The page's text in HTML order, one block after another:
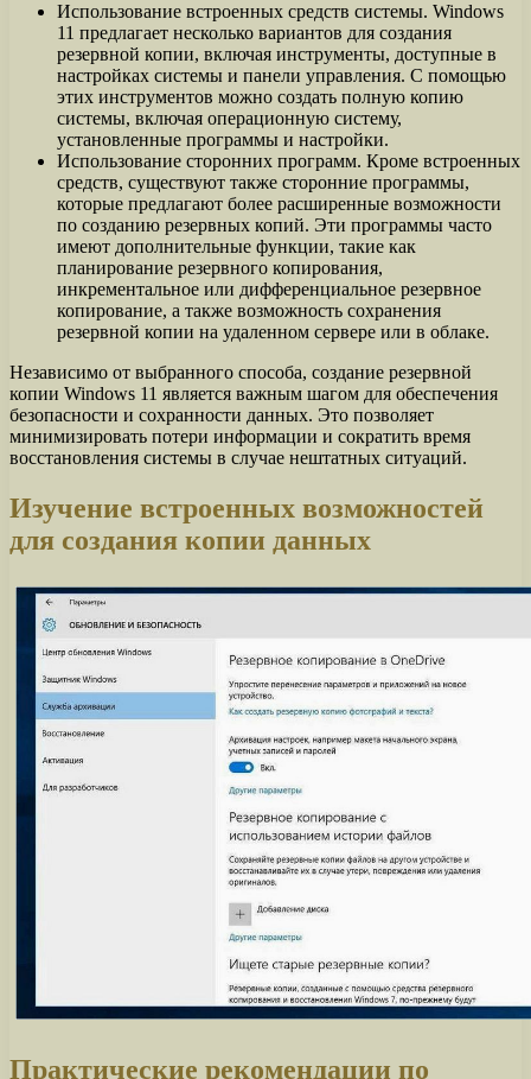
Использование встроенных средств системы. Windows
11 предлагает несколько вариантов для создания
резервной копии, включая инструменты, доступные в
настройках системы и панели управления. С помощью
этих инструментов можно создать полную копию
системы, включая операционную систему,
установленные программы и настройки.
Использование сторонних программ. Кроме встроенных
средств, существуют также сторонние программы,
которые предлагают более расширенные возможности
по созданию резервных копий. Эти программы часто
имеют дополнительные функции, такие как
планирование резервного копирования,
инкрементальное или дифференциальное резервное
копирование, а также возможность сохранения
резервной копии на удаленном сервере или в облаке.
Независимо от выбранного способа, создание резервной
копии Windows 11 является важным шагом для обеспечения
безопасности и сохранности данных. Это позволяет
минимизировать потери информации и сократить время
восстановления системы в случае нештатных ситуаций.
Изучение встроенных возможностей
для создания копии данных
Практические рекомендации по